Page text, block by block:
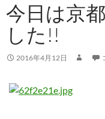
へ
ス
キ
ッ
今日は京
した!!
2016年4月12日